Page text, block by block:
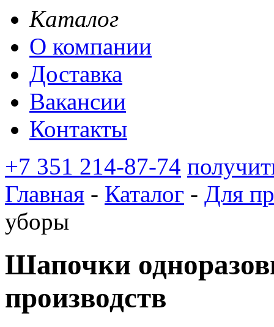
Каталог
О компании
Доставка
Вакансии
Контакты
+7 351 214-87-74
Главная - Каталог - Для
уборы
Шапочки
производств